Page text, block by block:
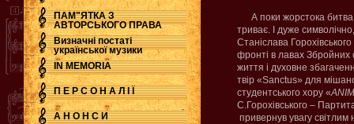
ПАМ"ЯТКА З
АВТОРСЬКОГО ПРАВА
Визначні постаті
української музики
IN MEMORIA
П Е Р С О Н А Л І Ї
А Н О Н С И
А поки жорстока
триває. І дуже
Станіслава
фронті в лавах
життя і духовне
твір «Sanctus» для
студентського хору «
С.Горохівського –
привернув увагу світлим